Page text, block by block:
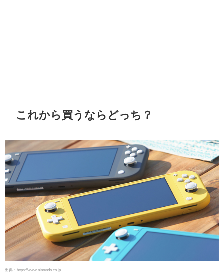
これから買うならどっち？
出典：https://www.nintendo.co.jp